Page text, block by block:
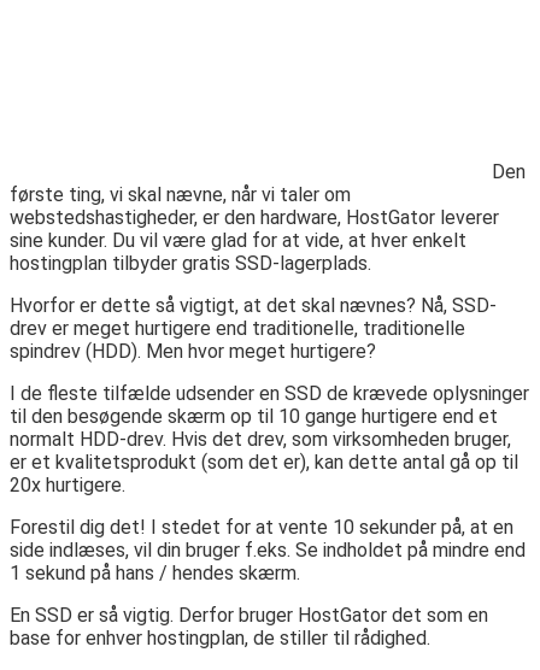
Den
første ting, vi skal nævne, når vi taler om
webstedshastigheder, er den hardware, HostGator leverer
sine kunder. Du vil være glad for at vide, at hver enkelt
hostingplan tilbyder gratis SSD-lagerplads.
Hvorfor er dette så vigtigt, at det skal nævnes? Nå, SSD-
drev er meget hurtigere end traditionelle, traditionelle
spindrev (HDD). Men hvor meget hurtigere?
I de fleste tilfælde udsender en SSD de krævede oplysninger
til den besøgende skærm op til 10 gange hurtigere end et
normalt HDD-drev. Hvis det drev, som virksomheden bruger,
er et kvalitetsprodukt (som det er), kan dette antal gå op til
20x hurtigere.
Forestil dig det! I stedet for at vente 10 sekunder på, at en
side indlæses, vil din bruger f.eks. Se indholdet på mindre end
1 sekund på hans / hendes skærm.
En SSD er så vigtig. Derfor bruger HostGator det som en
base for enhver hostingplan, de stiller til rådighed.